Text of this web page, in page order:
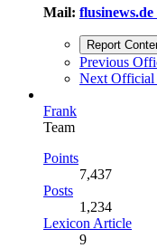
Mail:
Report
Previous
Next Official
Frank
Team
Points
7,437
Posts
1,234
Lexicon Article
9